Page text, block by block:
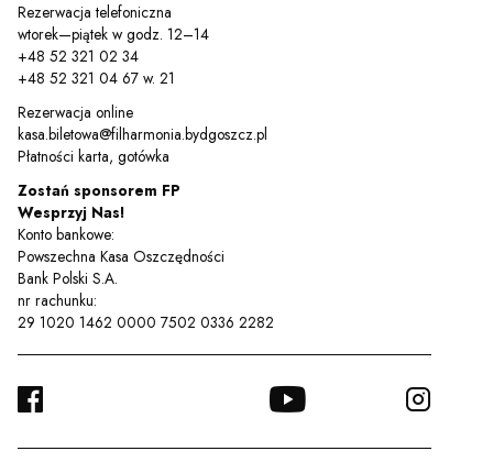
Rezerwacja telefoniczna
wtorek—piątek w godz. 12–14
+48 52 321 02 34
+48 52 321 04 67 w. 21
Rezerwacja online
kasa.biletowa@filharmonia.bydgoszcz.pl
Płatności karta, gotówka
Zostań sponsorem FP
Wesprzyj Nas!
Konto bankowe:
Powszechna Kasa Oszczędności
Bank Polski S.A.
nr rachunku:
29 1020 1462 0000 7502 0336 2282
FACEBOOK YOUTUBE